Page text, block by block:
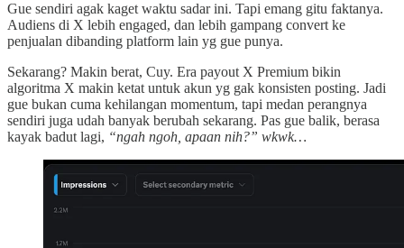
Gue sendiri agak kaget waktu sadar ini. Tapi emang gitu faktanya.
Audiens di X lebih engaged, dan lebih gampang convert ke
penjualan dibanding platform lain yg gue punya.
Sekarang? Makin berat, Cuy. Era payout X Premium bikin
algoritma X makin ketat untuk akun yg gak konsisten posting. Jadi
gue bukan cuma kehilangan momentum, tapi medan perangnya
sendiri juga udah banyak berubah sekarang. Pas gue balik, berasa
kayak badut lagi, “ngah ngoh, apaan nih?” wkwk…